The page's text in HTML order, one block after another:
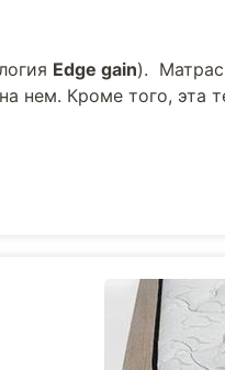
Edge gain). Матрас
нем. Кроме того, эта